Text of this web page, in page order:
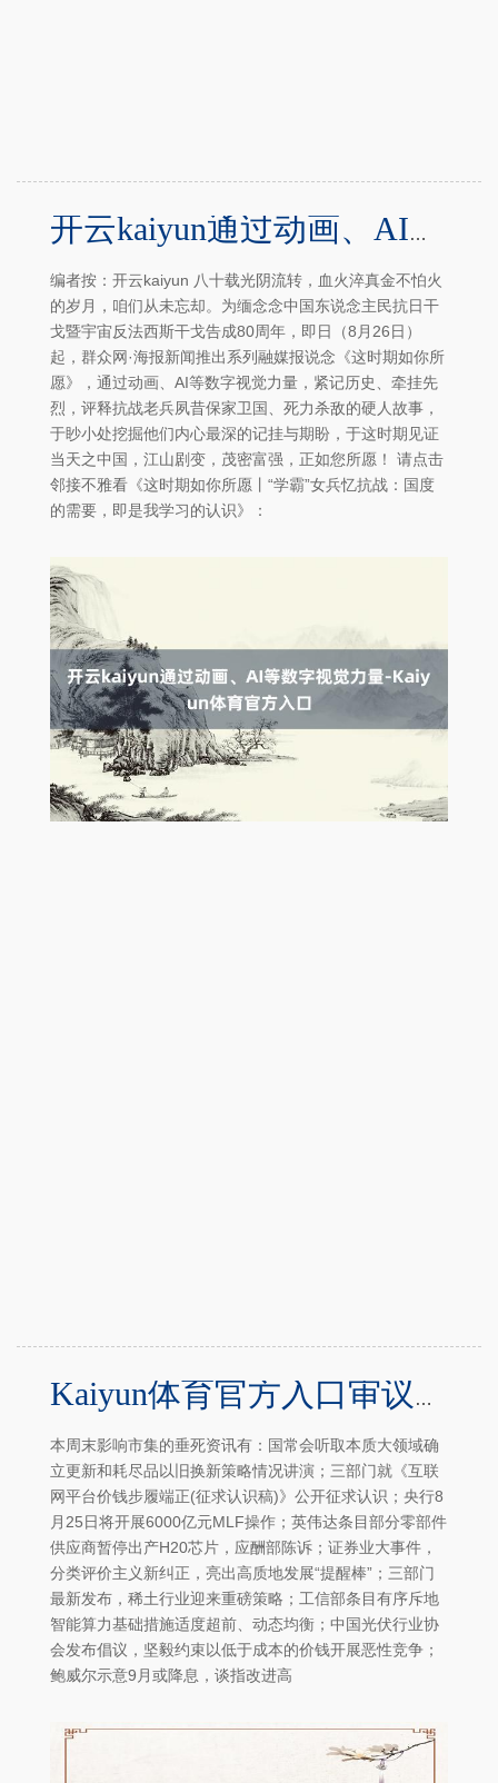
开云kaiyun通过动画、AI等数字视觉力量-Kaiyun体育官方入口
编者按：开云kaiyun 八十载光阴流转，血火淬真金不怕火
的岁月，咱们从未忘却。为缅念念中国东说念主民抗日干
戈暨宇宙反法西斯干戈告成80周年，即日（8月26日）
起，群众网·海报新闻推出系列融媒报说念《这时期如你所
愿》，通过动画、AI等数字视觉力量，紧记历史、牵挂先
烈，评释抗战老兵夙昔保家卫国、死力杀敌的硬人故事，
于眇小处挖掘他们内心最深的记挂与期盼，于这时期见证
当天之中国，江山剧变，茂密富强，正如您所愿！ 请点击
邻接不雅看《这时期如你所愿丨“学霸”女兵忆抗战：国度
的需要，即是我学习的认识》：
Kaiyun体育官方入口审议通过《“三北”工程总体盘算推算》-Kaiyun体育官方入口
本周末影响市集的垂死资讯有：国常会听取本质大领域确
立更新和耗尽品以旧换新策略情况讲演；三部门就《互联
网平台价钱步履端正(征求认识稿)》公开征求认识；央行8
月25日将开展6000亿元MLF操作；英伟达条目部分零部件
供应商暂停出产H20芯片，应酬部陈诉；证券业大事件，
分类评价主义新纠正，亮出高质地发展“提醒棒”；三部门
最新发布，稀土行业迎来重磅策略；工信部条目有序斥地
智能算力基础措施适度超前、动态均衡；中国光伏行业协
会发布倡议，坚毅约束以低于成本的价钱开展恶性竞争；
鲍威尔示意9月或降息，谈指改进高